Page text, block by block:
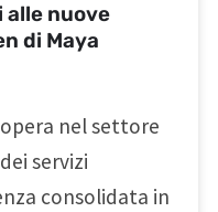
alle nuove
di Maya
nel settore
servizi
consolidata in